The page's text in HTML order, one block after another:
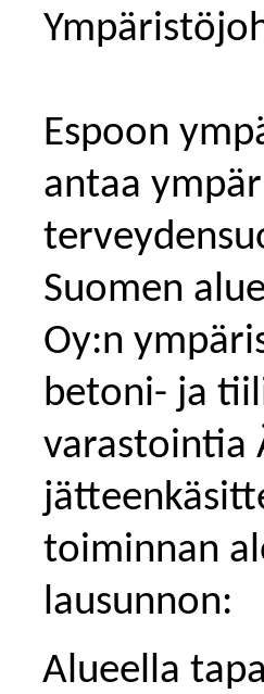
Espoon
antaa
Suomen
Oy:n y
betoni- ja
varastointia
toiminnan
lausunnon:
Alueella